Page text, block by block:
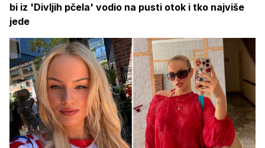
bi iz 'Divljih pčela' vodio na pusti otok i tko najviše
jede